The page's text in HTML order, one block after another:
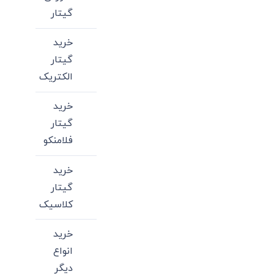
گیتار
خرید
گیتار
الکتریک
خرید
گیتار
فلامنکو
خرید
گیتار
کلاسیک
خرید
انواع
دیگر